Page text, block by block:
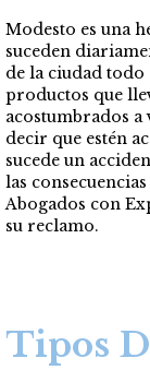
Modesto es una
suceden
de la ciudad todo
productos que
acostumbrados
decir que estén
sucede un
las
Abogados con
su reclamo.
Tipos